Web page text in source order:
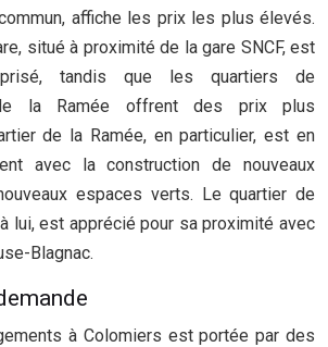
affiche les prix les plus élevés.
situé à proximité de la gare SNCF, est
tandis que les quartiers de
la Ramée offrent des prix plus
de la Ramée, en particulier, est en
avec la construction de nouveaux
espaces verts. Le quartier de
à lui, est apprécié pour sa proximité avec
Blagnac.
à Colomiers est portée par des